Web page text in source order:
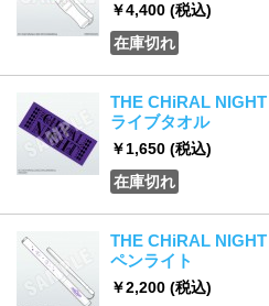
￥4,400 (税込)
在庫切れ
THE CHiRAL
ライブタオル
￥1,650 (税込)
在庫切れ
THE CHiRAL
ペンライト
￥2,200 (税込)